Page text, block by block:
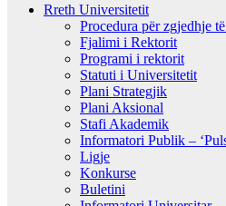
Rreth Universitetit
Procedura për zgjedhje
Fjalimi i Rektorit
Programi i rektorit
Statuti i Universitetit
Plani Strategjik
Plani Aksional
Stafi Akademik
Informatori Publik –
Ligje
Konkurse
Buletini